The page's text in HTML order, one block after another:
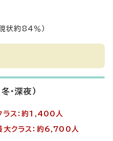
状約84％）
・深夜）
ラス：約1,400人
大クラス：約6,700人